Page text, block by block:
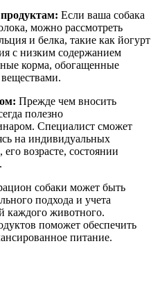
Если ваша собака
можно рассмотреть
и белка, такие как йогурт
с низким содержанием
корма, обогащенные
Прежде чем вносить
полезно
Специалист сможет
на индивидуальных
возрасте, состоянии
собаки может быть
подхода и учета
каждого животного.
поможет обеспечить
питание.